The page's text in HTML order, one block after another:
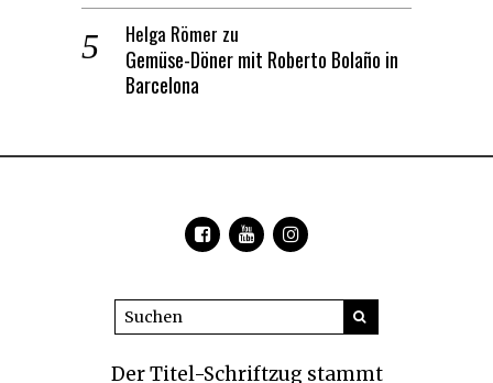
Helga Römer zu
Gemüse-Döner mit Roberto Bolaño in
Barcelona
Der Titel-Schriftzug stammt